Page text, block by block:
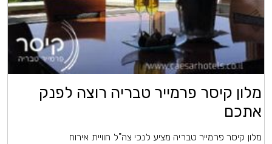
מלון קיסר פרמייר טבריה רוצה לפנק
אתכם
מלון קיסר פרמייר טבריה מציע לנכי צה"ל חוויית אירוח